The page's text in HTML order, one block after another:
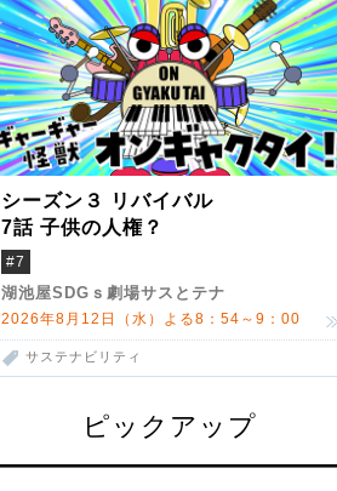
シーズン３ リバイバル
7話 子供の人権？
#7
湖池屋SDGｓ劇場サスとテナ
2026年8月12日（水）よる8：54～9：00
サステナビリティ
ピックアップ